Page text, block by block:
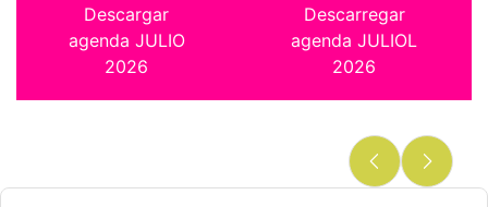
Descargar
agenda JULIO
2026
Descarregar
agenda JULIOL
2026